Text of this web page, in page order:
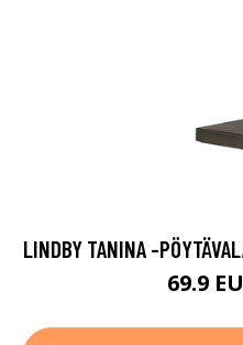
LINDBY TANINA -
69.9